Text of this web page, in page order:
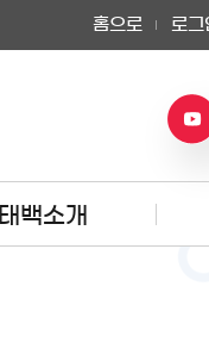
홈으로 로그
태백소개